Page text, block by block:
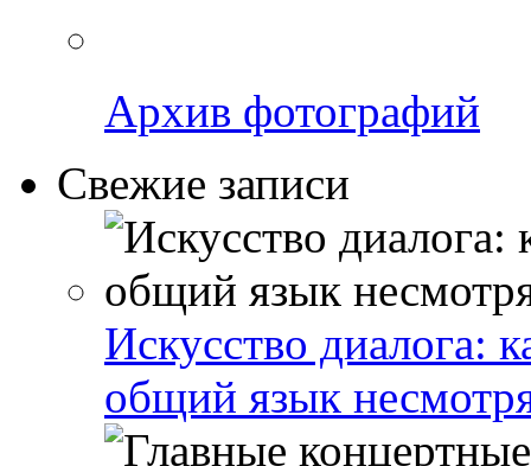
Архив фотографий
Свежие записи
Искусство диалога:
общий язык